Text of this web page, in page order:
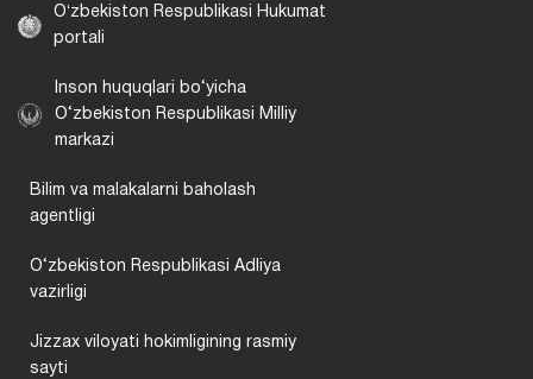
Oʻzbekiston Respublikasi Hukumat
portali
Inson huquqlari bo‘yicha
O‘zbekiston Respublikasi Milliy
markazi
Bilim va malakalarni baholash
agentligi
O‘zbekiston Respublikasi Adliya
vazirligi
Jizzax viloyati hokimligining rasmiy
sayti